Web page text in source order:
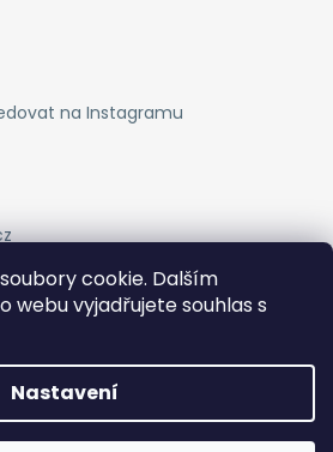
cookie. Dalším
webu vyjadřujete souhlas s
Nastavení
na Instagramu